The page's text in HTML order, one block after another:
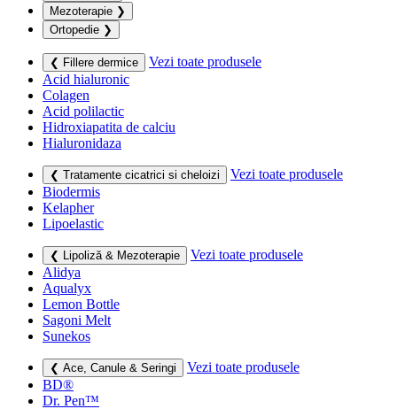
Mezoterapie ❯
Ortopedie ❯
❮ Fillere dermice
Vezi toate produsele
Acid hialuronic
Colagen
Acid polilactic
Hidroxiapatita de calciu
Hialuronidaza
❮ Tratamente cicatrici si cheloizi
Vezi toate produsele
Biodermis
Kelapher
Lipoelastic
❮ Lipoliză & Mezoterapie
Vezi toate produsele
Alidya
Aqualyx
Lemon Bottle
Sagoni Melt
Sunekos
❮ Ace, Canule & Seringi
Vezi toate produsele
BD®
Dr. Pen™